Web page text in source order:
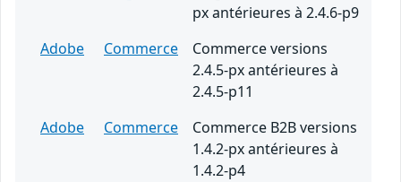
px antérieures à 2.4.6-p9
Adobe
Commerce
Commerce versions
2.4.5-px antérieures à
2.4.5-p11
Adobe
Commerce
Commerce B2B versions
1.4.2-px antérieures à
1.4.2-p4